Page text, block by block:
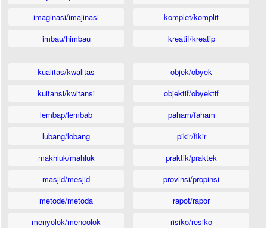
imaginasi/imajinasi
imbau/himbau
komplet/komplit
kreatif/kreatip
kualitas/kwalitas
kuitansi/kwitansi
lembap/lembab
lubang/lobang
makhluk/mahluk
masjid/mesjid
metode/metoda
menyolok/mencolok
objek/obyek
objektif/obyektif
paham/faham
pikir/fikir
praktik/praktek
provinsi/propinsi
rapot/rapor
risiko/resiko